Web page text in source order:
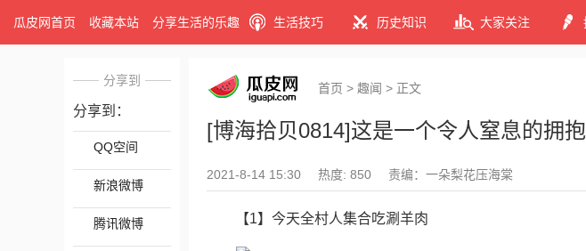
瓜皮网首页 收藏本站 分享生活的乐趣 生活技巧 历史知识 大家关注
分享到
分享到：
QQ空间
新浪微博
腾讯微博
首页 > 趣闻 > 正文
[博海拾贝0814]这是一个令人窒息的拥抱
2021-8-14 15:30 热度: 850 责编：一朵梨花压海棠
【1】今天全村人集合吃涮羊肉